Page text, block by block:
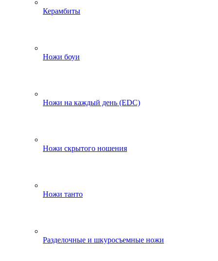
Керамбиты
Ножи боуи
Ножи на каждый день (EDC)
Ножи скрытого ношения
Ножи танто
Разделочные и шкуросъемные ножи